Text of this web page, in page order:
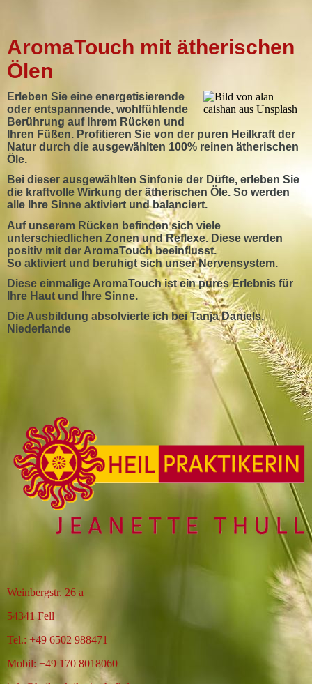
AromaTouch mit ätherischen
Ölen
Erleben Sie eine energetisierende
oder entspannende, wohlfühlende
Berührung auf Ihrem Rücken und
Ihren Füßen. Profitieren Sie von der puren Heilkraft der
Natur durch die ausgewählten 100% reinen ätherischen
Öle.
​Bei dieser ausgewählten Sinfonie der Düfte, erleben Sie
die kraftvolle Wirkung der ätherischen Öle. So werden
alle Ihre Sinne aktiviert und balanciert.
Auf unserem Rücken befinden sich viele
unterschiedlichen Zonen und Reflexe. Diese werden
positiv mit der AromaTouch beeinflusst.
So aktiviert und beruhigt sich unser Nervensystem.
​Diese einmalige AromaTouch ist ein pures Erlebnis für
Ihre Haut und Ihre Sinne.
Die Ausbildung absolvierte ich bei Tanja Daniels,
Niederlande
Weinbergstr. 26 a
54341 Fell
Tel.: +49 6502 988471
Mobil: +49 170 8018060